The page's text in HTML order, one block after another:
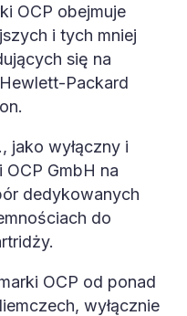
OCP obejmuje
i tych mniej
się na
Packard
jako wyłączny i
GmbH na
dedykowanych
do
OCP od ponad
wyłącznie